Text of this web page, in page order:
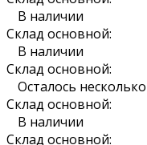
В наличии
Склад основной:
В наличии
Склад основной:
Осталось
Склад основной:
В наличии
Склад основной: